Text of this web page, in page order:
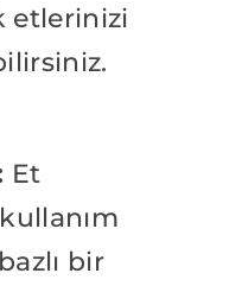
etlerinizi
Et
bir